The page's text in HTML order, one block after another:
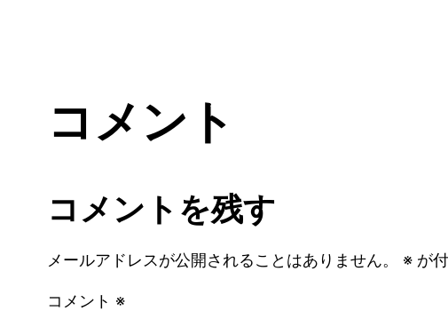
コメント
コメントを残す
メールアドレスが公開されることはありません。 ※ が
コメント ※